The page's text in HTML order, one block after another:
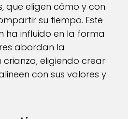
que eligen cómo y con
su tiempo. Este
ha influido en la forma
abordan la
eligiendo crear
con sus valores y